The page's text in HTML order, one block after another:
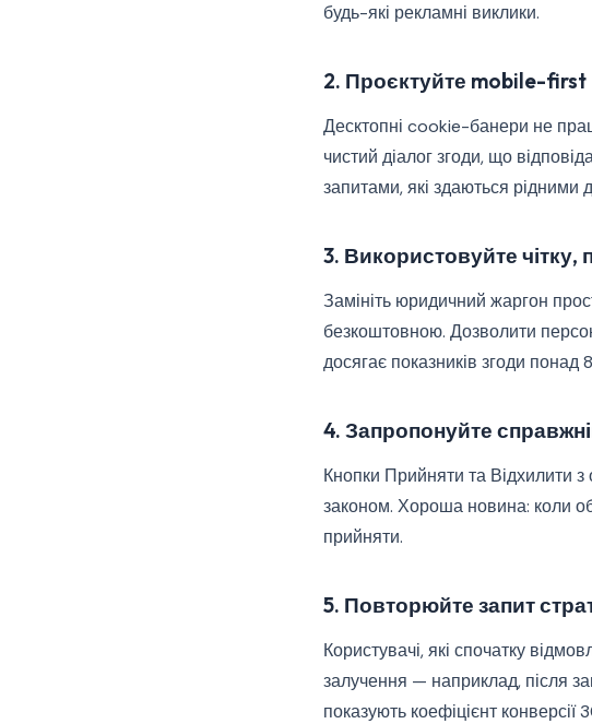
будь-які рекламні виклики.
2. Проєктуйте mobile-first
Десктопні cookie-банери не
чистий діалог згоди, що
запитами, які здаються рідними
3. Використовуйте чітку,
Замініть юридичний жаргон
безкоштовною. Дозволити
досягає показників згоди
4. Запропонуйте
Кнопки Прийняти та Відхилити
законом. Хороша новина: коли
прийняти.
5. Повторюйте запит
Користувачі, які спочатку
залучення — наприклад, після
показують коефіцієнт конверсії